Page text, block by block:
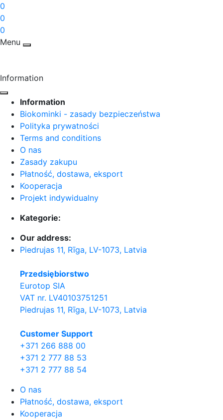
0
0
0
Menu
Information
Information
Biokominki - zasady bezpieczeństwa
Polityka prywatności
Terms and conditions
O nas
Zasady zakupu
Płatność, dostawa, eksport
Kooperacja
Projekt indywidualny
Kategorie:
Our address:
Piedrujas 11, Rīga, LV-1073, Latvia
Przedsiębiorstwo
Eurotop SIA
VAT nr. LV40103751251
Piedrujas 11, Rīga, LV-1073, Latvia
Сustomer Support
+371 266 888 00
+371 2 777 88 53
+371 2 777 88 54
O nas
Płatność, dostawa, eksport
Kooperacja